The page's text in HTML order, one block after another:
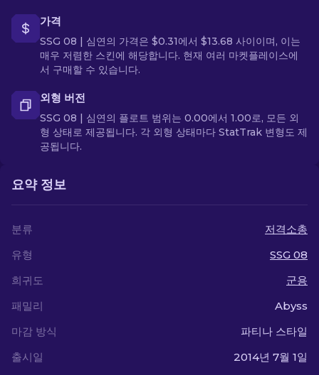
가격
SSG 08 | 심연의 가격은 $0.31에서 $13.68 사이이며, 이는
매우 저렴한 스킨에 해당합니다. 현재 여러 마켓플레이스에
서 구매할 수 있습니다.
외형 버전
SSG 08 | 심연의 플로트 범위는 0.00에서 1.00로, 모든 외
형 상태로 제공됩니다. 각 외형 상태마다 StatTrak 변형도 제
공됩니다.
요약 정보
분류
저격소총
유형
SSG 08
희귀도
군용
패밀리
Abyss
마감 방식
파티나 스타일
출시일
2014년 7월 1일